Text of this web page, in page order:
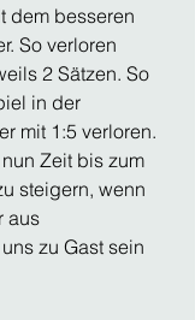
dem besseren
So verloren
2 Sätzen. So
in der
mit 1:5 verloren.
Zeit bis zum
steigern, wenn
aus
zu Gast sein